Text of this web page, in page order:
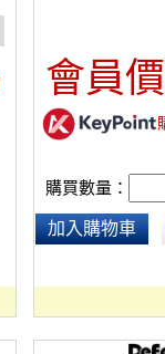
性高，通過環保
焰原料製造，非
積的1/3以上)
會員
購買數量：
加入購物車